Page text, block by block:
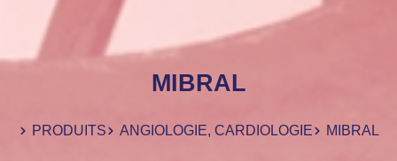
MIBRAL
PRODUITS ANGIOLOGIE, CARDIOLOGIE MIBRAL